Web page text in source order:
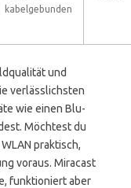
kabelgebunden
und
verlässlichsten
wie einen Blu-
Möchtest du
praktisch,
voraus. Miracast
funktioniert aber